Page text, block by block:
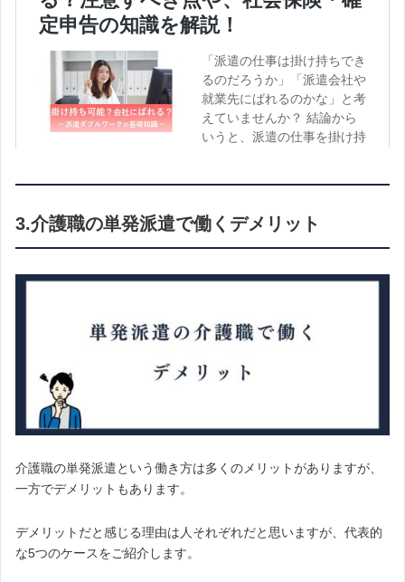
3.介護職の単発派遣で働くデメリット
介護職の単発派遣という働き方は多くのメリットがありますが、
一方でデメリットもあります。
デメリットだと感じる理由は人それぞれだと思いますが、代表的
な5つのケースをご紹介します。